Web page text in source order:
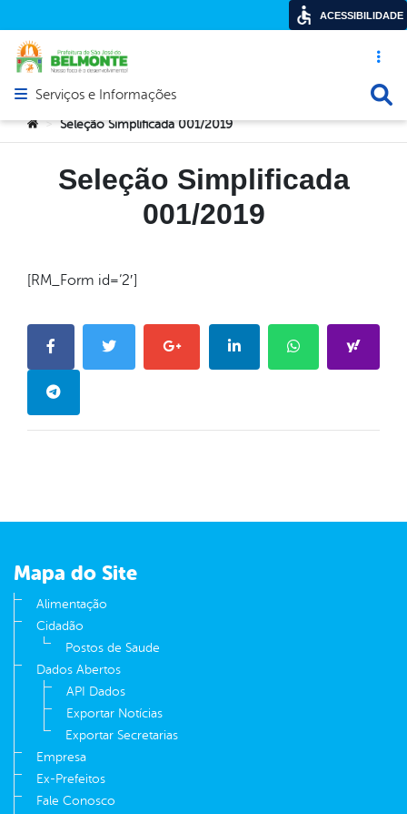
Acesso
Abrir menu principal de navegação
Serviços e Informações
Você está aqui:
> Seleção Simplificada 001/2019
Seleção Simplificada
001/2019
[RM_Form id=’2′]
Mapa do Site
Alimentação
Cidadão
Postos de Saude
Dados Abertos
API Dados
Exportar Notícias
Exportar Secretarias
Empresa
Ex-Prefeitos
Fale Conosco
ACESSIBILIDADE